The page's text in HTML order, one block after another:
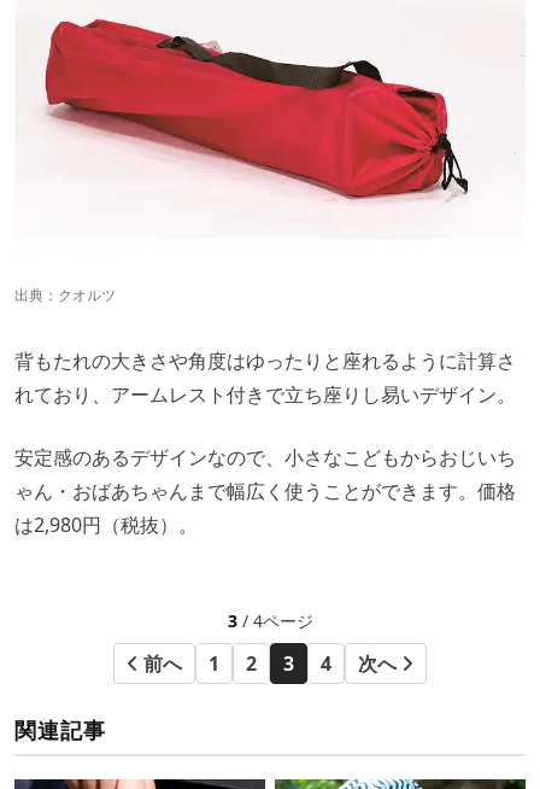
出典： クオルツ
背もたれの大きさや角度はゆったりと座れるように計算さ
れており、アームレスト付きで立ち座りし易いデザイン。
安定感のあるデザインなので、小さなこどもからおじいち
ゃん・おばあちゃんまで幅広く使うことができます。価格
は2,980円（税抜）。
3/ 4ページ
前へ 1 2 3 4 次へ
関連記事